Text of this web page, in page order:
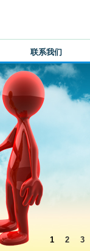
联系我们
1 2 3